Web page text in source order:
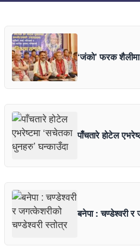
‘जंको’ फरक
पाँचतारे होटेल
बनेपा : चण्डेश्वरी र